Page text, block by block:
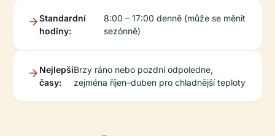
Standardní
hodiny:
8:00 – 17:00 denně (může se měnit
sezónně)
Nejlepší
časy:
Brzy ráno nebo pozdní odpoledne,
zejména říjen–duben pro chladnější teploty